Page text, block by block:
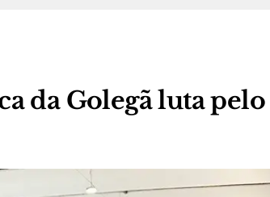
da Golegã luta pelo